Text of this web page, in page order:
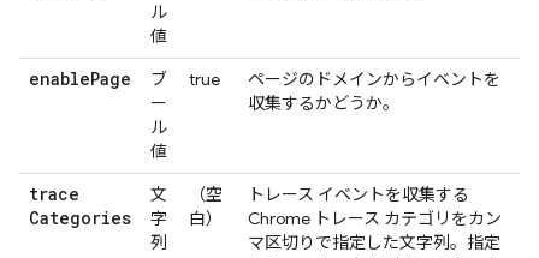
ル
値
enablePage
ブ
ー
ル
値
true
ページのドメインからイベントを
収集するかどうか。
trace
Categories
文
字
列
（空
白）
トレース イベントを収集する
Chrome トレース カテゴリをカン
マ区切りで指定した文字列。指定